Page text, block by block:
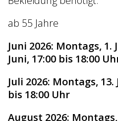
ab 55 Jahre
Juni 2026: Montags, 1.
Juni, 17:00 bis 18:00
Juli 2026: Montags, 13.
bis 18:00 Uhr
August 2026: